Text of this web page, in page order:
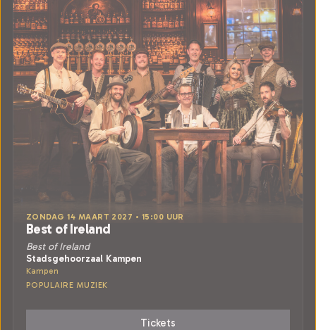
ZONDAG 14 MAART 2027 • 15:00 UUR
Best of Ireland
Best of Ireland
Stadsgehoorzaal Kampen
Kampen
POPULAIRE MUZIEK
Tickets